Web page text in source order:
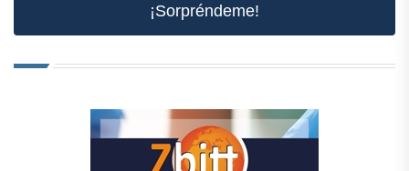
¡Sorpréndeme!